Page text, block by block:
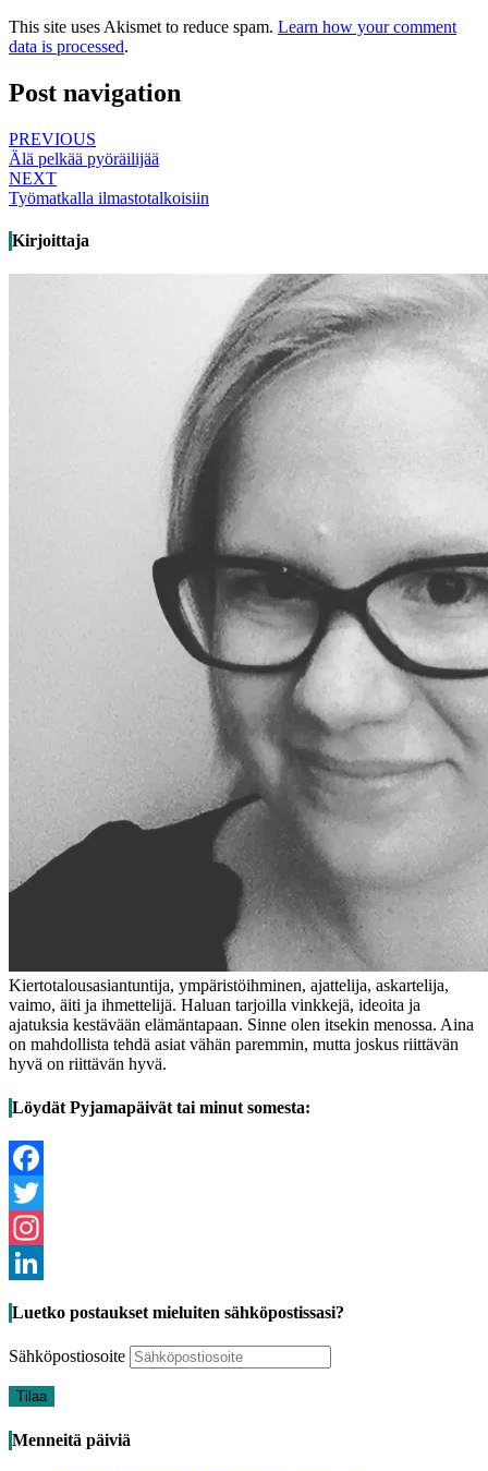
This site uses Akismet to reduce spam. Learn how your comment
data is processed.
Post navigation
PREVIOUS
Älä pelkää pyöräilijää
NEXT
Työmatkalla ilmastotalkoisiin
Kirjoittaja
Kiertotalousasiantuntija, ympäristöihminen, ajattelija, askartelija,
vaimo, äiti ja ihmettelijä. Haluan tarjoilla vinkkejä, ideoita ja
ajatuksia kestävään elämäntapaan. Sinne olen itsekin menossa. Aina
on mahdollista tehdä asiat vähän paremmin, mutta joskus riittävän
hyvä on riittävän hyvä.
Löydät Pyjamapäivät tai minut somesta:
Facebook
Twitter
Instagram
Luetko postaukset mieluiten sähköpostissasi?
Sähköpostiosoite
Tilaa
Menneitä päiviä